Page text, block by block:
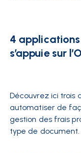
4
s’appuie sur
Découvrez ici trois
automatiser de
gestion des frais
type de document.